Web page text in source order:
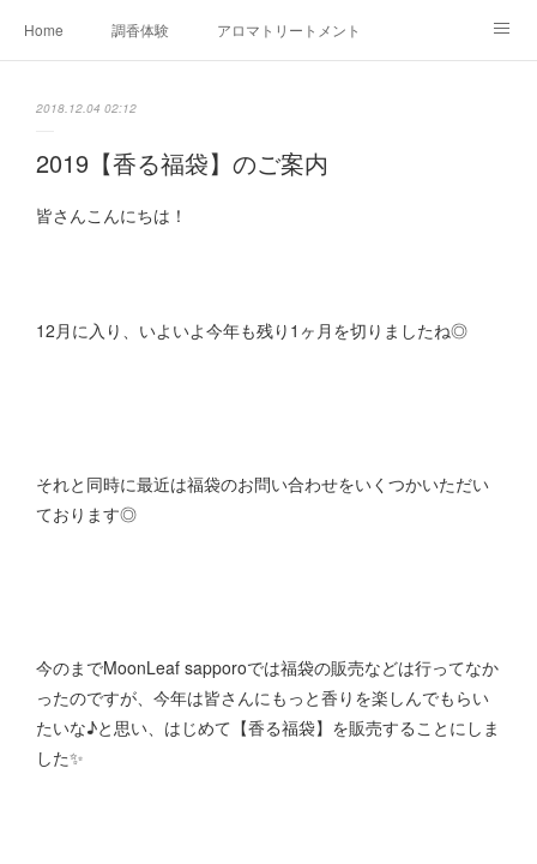
Home 調香体験 アロマトリートメントMenu
Ameblo
2018.12.04 02:12
2019【香る福袋】のご案内
皆さんこんにちは！
12月に入り、いよいよ今年も残り1ヶ月を切りましたね◎
それと同時に最近は福袋のお問い合わせをいくつかいただい
ております◎
今のまでMoonLeaf sapporoでは福袋の販売などは行ってなか
ったのですが、今年は皆さんにもっと香りを楽しんでもらい
たいな♪と思い、はじめて【香る福袋】を販売することにしま
した✨